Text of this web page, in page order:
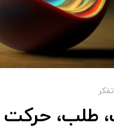
طلب، حرکت